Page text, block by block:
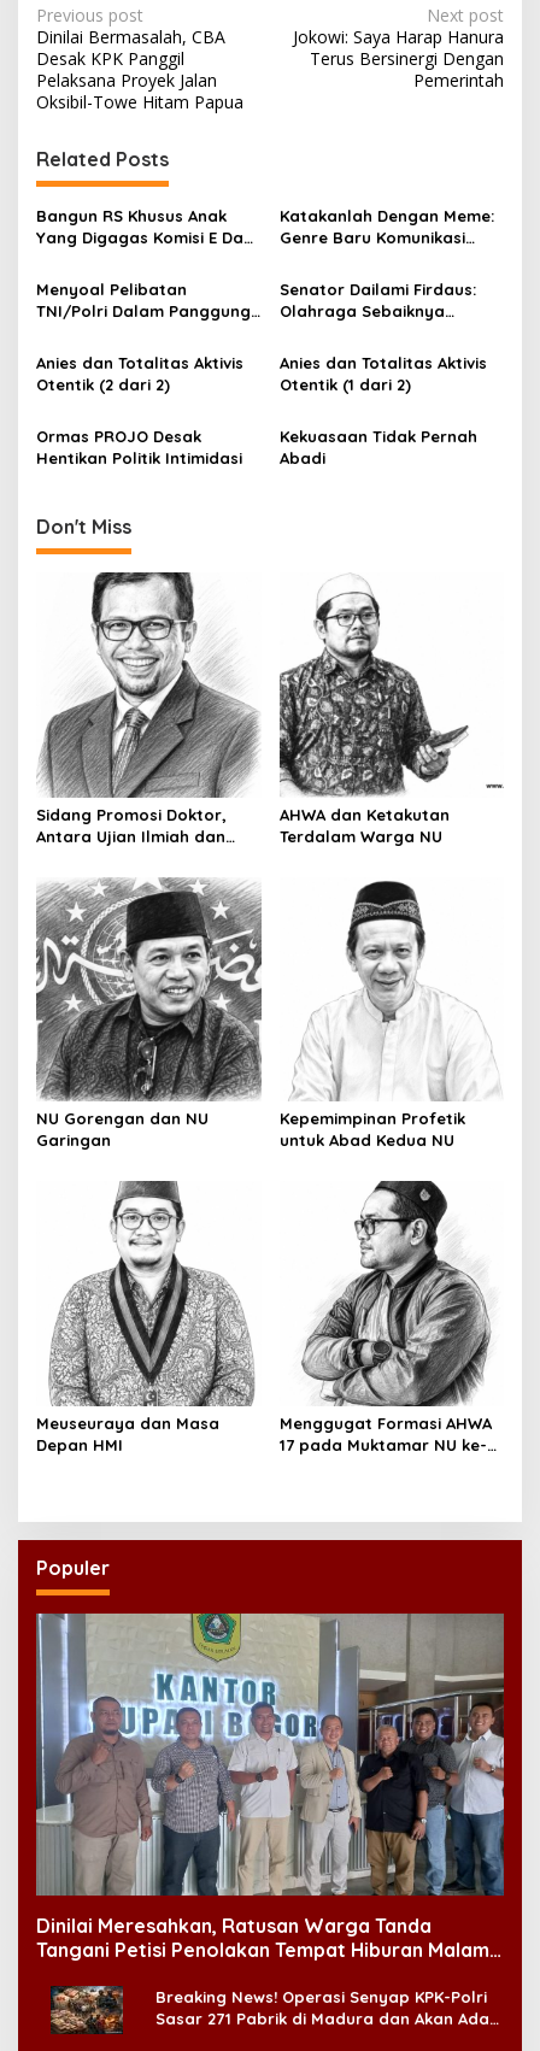
P
o
s
n
a
v
g
a
t
i
o
n
Previous post
Dinilai Bermasalah, CBA
Desak KPK Panggil
Pelaksana Proyek Jalan
Oksibil-Towe Hitam Papua
Next post
Jokowi: Saya Harap Hanura
Terus Bersinergi Dengan
Pemerintah
Related Posts
Bangun RS Khusus Anak
Yang Digagas Komisi E Dan
Indonesia : Asal Bunyi!
Katakanlah Dengan Meme:
Genre Baru Komunikasi
Menyoal Pelibatan
TNI/Polri Dalam Panggung
Senator Dailami Firdaus:
Olahraga Sebaiknya
Anies dan Totalitas Aktivis
Otentik (2 dari 2)
Anies dan Totalitas Aktivis
Otentik (1 dari 2)
Ormas PROJO Desak
Hentikan Politik Intimidasi
Kekuasaan Tidak Pernah
Abadi
Don't Miss
Sidang Promosi Doktor,
Antara Ujian Ilmiah dan
AHWA dan Ketakutan
Terdalam Warga NU
NU Gorengan dan NU
Garingan
Kepemimpinan Profetik
untuk Abad Kedua NU
Meuseuraya dan Masa
Depan HMI
Menggugat Formasi AHWA
17 pada Muktamar NU ke-
Populer
Dinilai Meresahkan, Ratusan Warga Tanda
Tangani Petisi Penolakan Tempat Hiburan Malam
Breaking News! Operasi Senyap KPK-Polri
Sasar 271 Pabrik di Madura dan Akan Ada